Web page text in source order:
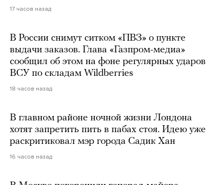
17 часов назад
В России снимут ситком «ПВЗ» о пункте
выдачи заказов. Глава «Газпром-медиа»
сообщил об этом на фоне регулярных ударов
ВСУ по складам Wildberries
18 часов назад
В главном районе ночной жизни Лондона
хотят запретить пить в пабах стоя. Идею уже
раскритиковал мэр города Садик Хан
16 часов назад